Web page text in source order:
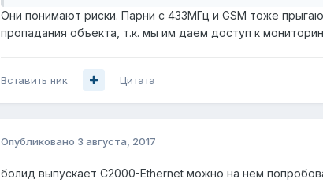
Они понимают риски. Парни с 433МГц и GSM тоже
пропадания объекта, т.к. мы им даем доступ к
Вставить ник Цитата
Опубликовано 3 августа, 2017
болид выпускает C2000-Ethernet можно на нем